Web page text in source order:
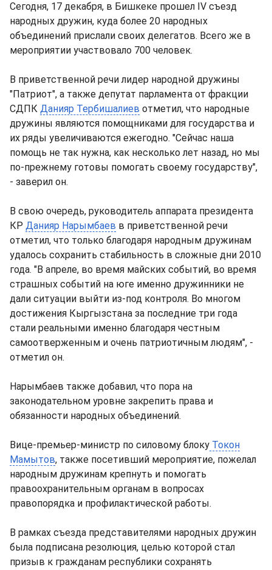
Сегодня, 17 декабря, в Бишкеке прошел IV съезд
народных дружин, куда более 20 народных
объединений прислали своих делегатов. Всего же в
мероприятии участвовало 700 человек.
В приветственной речи лидер народной дружины
"Патриот", а также депутат парламента от фракции
СДПК Данияр Тербишалиев отметил, что народные
дружины являются помощниками для государства и
их ряды увеличиваются ежегодно. "Сейчас наша
помощь не так нужна, как несколько лет назад, но мы
по-прежнему готовы помогать своему государству",
- заверил он.
В свою очередь, руководитель аппарата президента
КР Данияр Нарымбаев в приветственной речи
отметил, что только благодаря народным дружинам
удалось сохранить стабильность в сложные дни 2010
года. "В апреле, во время майских событий, во время
страшных событий на юге именно дружинники не
дали ситуации выйти из-под контроля. Во многом
достижения Кыргызстана за последние три года
стали реальными именно благодаря честным
самоотверженным и очень патриотичным людям", -
отметил он.
Нарымбаев также добавил, что пора на
законодательном уровне закрепить права и
обязанности народных объединений.
Вице-премьер-министр по силовому блоку Токон
Мамытов, также посетивший мероприятие, пожелал
народным дружинам крепнуть и помогать
правоохранительным органам в вопросах
правопорядка и профилактической работы.
В рамках съезда представителями народных дружин
была подписана резолюция, целью которой стал
призыв к гражданам республики сохранять